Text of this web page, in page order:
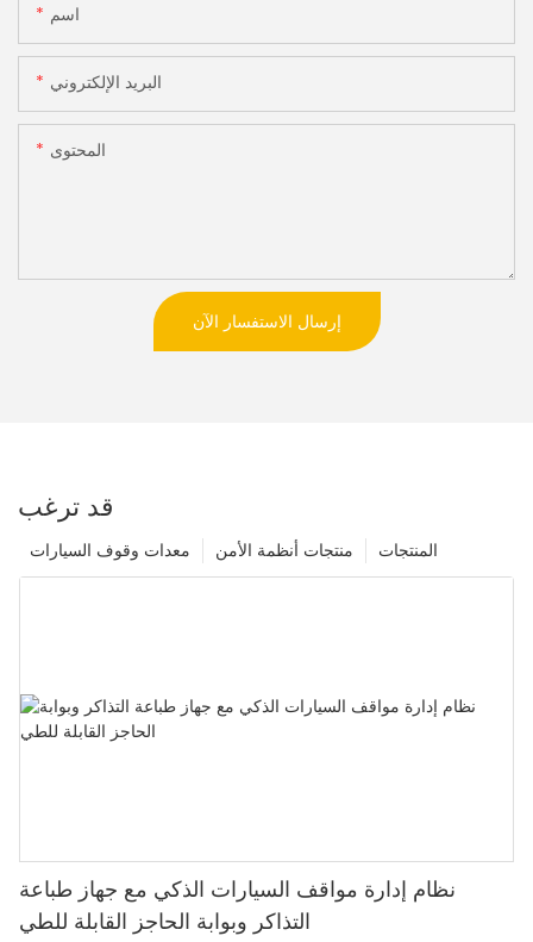
اسم
البريد الإلكتروني
المحتوى
إرسال الاستفسار الآن
قد ترغب
المنتجات منتجات أنظمة الأمن معدات وقوف السيارات
نظام إدارة مواقف السيارات الذكي مع جهاز طباعة
التذاكر وبوابة الحاجز القابلة للطي